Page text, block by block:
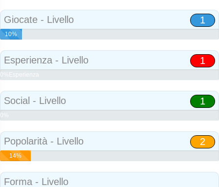
Giocate - Livello 1
10%
Esperienza - Livello 1
0%Esperienza
Social - Livello 1
0%
Popolarità - Livello 2
14%
Forma - Livello